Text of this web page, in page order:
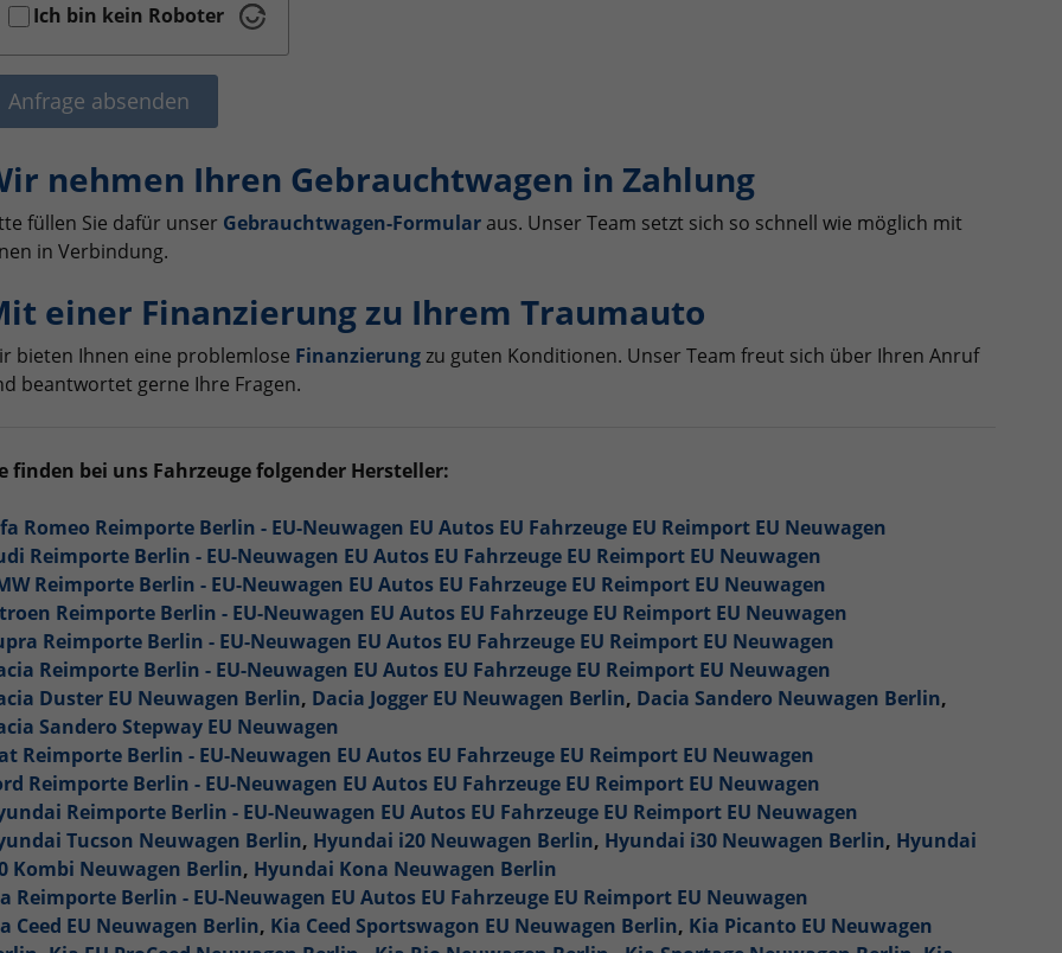
Ich bin kein Roboter
Anfrage absenden
nehmen Ihren Gebrauchtwagen in Zahlung
füllen Sie dafür unser Gebrauchtwagen-Formularaus. Unser Team setzt sich so schnell wie möglich mit
in Verbindung.
einer Finanzierung zu Ihrem Traumauto
bieten Ihnen eine problemlose Finanzierungzu guten Konditionen. Unser Team freut sich über Ihren Anruf
beantwortet gerne Ihre Fragen.
finden bei uns Fahrzeuge folgender Hersteller:
Romeo Reimporte Berlin - EU-Neuwagen EU Autos EU Fahrzeuge EU Reimport EU Neuwagen
Reimporte Berlin - EU-Neuwagen EU Autos EU Fahrzeuge EU Reimport EU Neuwagen
Reimporte Berlin - EU-Neuwagen EU Autos EU Fahrzeuge EU Reimport EU Neuwagen
Reimporte Berlin - EU-Neuwagen EU Autos EU Fahrzeuge EU Reimport EU Neuwagen
Reimporte Berlin - EU-Neuwagen EU Autos EU Fahrzeuge EU Reimport EU Neuwagen
Reimporte Berlin - EU-Neuwagen EU Autos EU Fahrzeuge EU Reimport EU Neuwagen
Duster EU Neuwagen Berlin, Dacia Jogger EU Neuwagen Berlin, Dacia Sandero Neuwagen Berlin,
Sandero Stepway EU Neuwagen
Reimporte Berlin - EU-Neuwagen EU Autos EU Fahrzeuge EU Reimport EU Neuwagen
Reimporte Berlin - EU-Neuwagen EU Autos EU Fahrzeuge EU Reimport EU Neuwagen
Reimporte Berlin - EU-Neuwagen EU Autos EU Fahrzeuge EU Reimport EU Neuwagen
Tucson Neuwagen Berlin, Hyundai i20 Neuwagen Berlin, Hyundai i30 Neuwagen Berlin, Hyundai
Kombi Neuwagen Berlin, Hyundai Kona Neuwagen Berlin
Reimporte Berlin - EU-Neuwagen EU Autos EU Fahrzeuge EU Reimport EU Neuwagen
Ceed EU Neuwagen Berlin, Kia Ceed Sportswagon EU Neuwagen Berlin, Kia Picanto EU Neuwagen